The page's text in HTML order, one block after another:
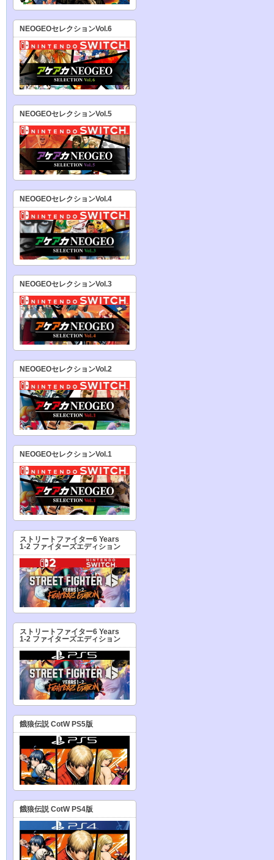
NEOGEOセレクションVol.6
NEOGEOセレクションVol.5
NEOGEOセレクションVol.4
NEOGEOセレクションVol.3
NEOGEOセレクションVol.2
NEOGEOセレクションVol.1
ストリートファイター6 Years
1-2 ファイターズエディション
ストリートファイター6 Years
1-2 ファイターズエディション
餓狼伝説 CotW PS5版
餓狼伝説 CotW PS4版